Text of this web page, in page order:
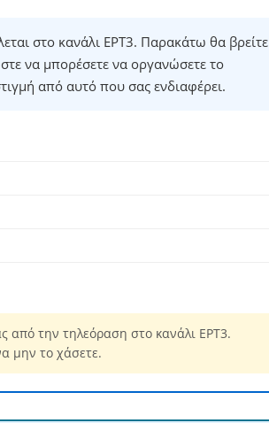
στο κανάλι ΕΡΤ3. Παρακάτω θα βρείτε
να μπορέσετε να οργανώσετε το
από αυτό που σας ενδιαφέρει.
από την τηλεόραση στο κανάλι ΕΡΤ3.
μην το χάσετε.